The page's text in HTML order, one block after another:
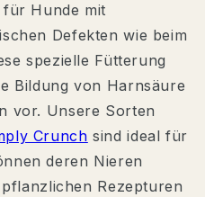
für Hunde mit
Defekten wie beim
spezielle Fütterung
Bildung von Harnsäure
vor. Unsere Sorten
Crunch sind ideal für
deren Nieren
Rezepturen